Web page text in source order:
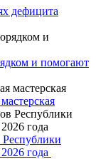
дефицита
и помогают
года